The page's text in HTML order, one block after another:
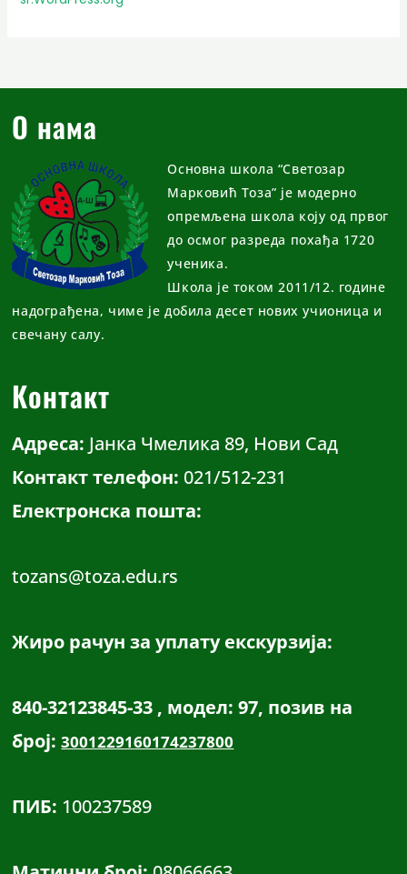
О нама
Основна школа “Светозар
Марковић Тоза” је модерно
опремљена школа коју од првог
до осмог разреда похађа 1720
ученика.
Школа је током 2011/12. године
надограђена, чиме је добила десет нових учионица и
свечану салу.
Контакт
Адреса: Јанка Чмелика 89, Нови Сад
Контакт телефон: 021/512-231
Електронска пошта:
tozans@toza.edu.rs
Жиро рачун за уплату екскурзија:
840-32123845-33 , модел: 97, позив на
број:3001229160174237800
ПИБ: 100237589